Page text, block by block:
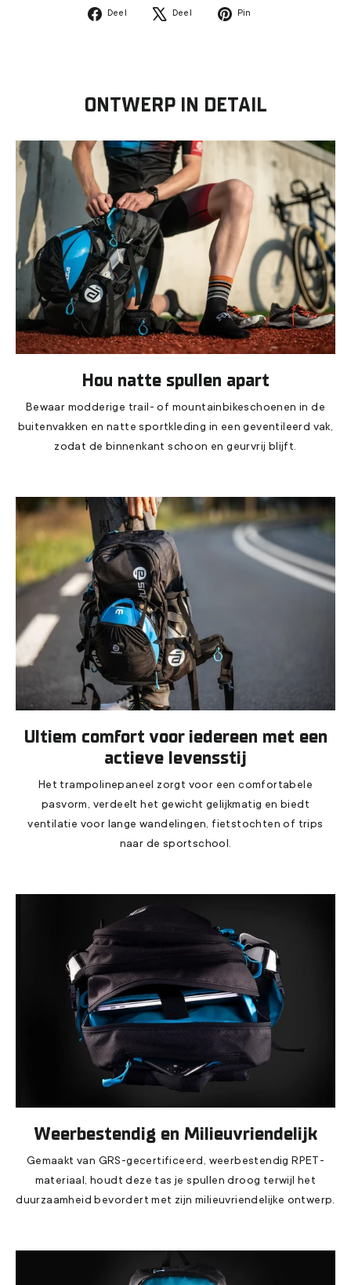
Deel
Deel
Deel
Tweet
Pin
ONTWERP IN DETAIL
Hou natte spullen apart
Bewaar modderige trail- of mountainbikeschoenen in de
buitenvakken en natte sportkleding in een geventileerd vak,
zodat de binnenkant schoon en geurvrij blijft.
Ultiem comfort voor iedereen met een
actieve levensstij
Het trampolinepaneel zorgt voor een comfortabele
pasvorm, verdeelt het gewicht gelijkmatig en biedt
ventilatie voor lange wandelingen, fietstochten of trips
naar de sportschool.
Weerbestendig en Milieuvriendelijk
Gemaakt van GRS-gecertificeerd, weerbestendig RPET-
materiaal, houdt deze tas je spullen droog terwijl het
duurzaamheid bevordert met zijn milieuvriendelijke ontwerp.